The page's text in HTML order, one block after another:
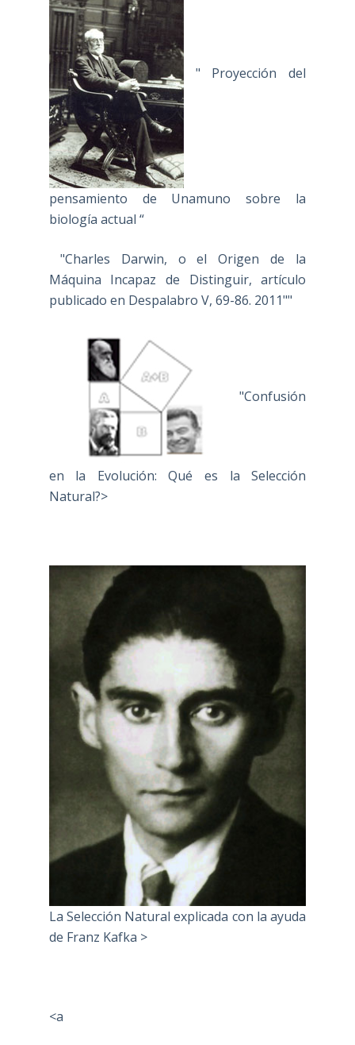
" Proyección del
pensamiento de Unamuno sobre la
biología actual “
"Charles Darwin, o el Origen de la
Máquina Incapaz de Distinguir, artículo
publicado en Despalabro V, 69-86. 2011""
"Confusión
en la Evolución: Qué es la Selección
Natural?>
La Selección Natural explicada con la ayuda
de Franz Kafka >
<a